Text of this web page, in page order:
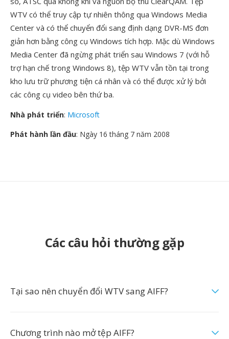
WTV có thể truy cập tự nhiên thông qua Windows Media
Center và có thể chuyển đổi sang định dạng DVR-MS đơn
giản hơn bằng công cụ Windows tích hợp. Mặc dù Windows
Media Center đã ngừng phát triển sau Windows 7 (với hỗ
trợ hạn chế trong Windows 8), tệp WTV vẫn tồn tại trong
kho lưu trữ phương tiện cá nhân và có thể được xử lý bởi
các công cụ video bên thứ ba.
Nhà phát triển: Microsoft
Phát hành lần đầu: Ngày 16 tháng 7 năm 2008
Các câu hỏi thường gặp
Tại sao nên chuyển đổi WTV sang AIFF?
Chương trình nào mở tệp AIFF?